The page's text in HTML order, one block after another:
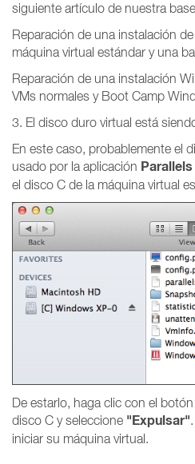
siguiente artículo de nuestra
Reparación de una instalación
máquina virtual estándar y una
Reparación de una instalación
VMs normales y Boot Camp
3. El disco duro virtual está
En este caso, probablemente el
usado por la aplicación
el disco C de la máquina virtual
De estarlo, haga clic con el
disco C y seleccione "Expulsar"
iniciar su máquina virtual.